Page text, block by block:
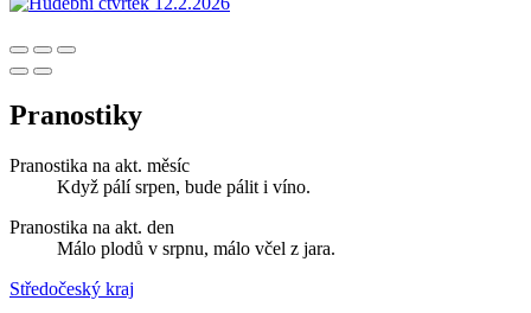
Pranostiky
Pranostika na akt. měsíc
Když pálí srpen, bude pálit i víno.
Pranostika na akt. den
Málo plodů v srpnu, málo včel z jara.
Středočeský kraj